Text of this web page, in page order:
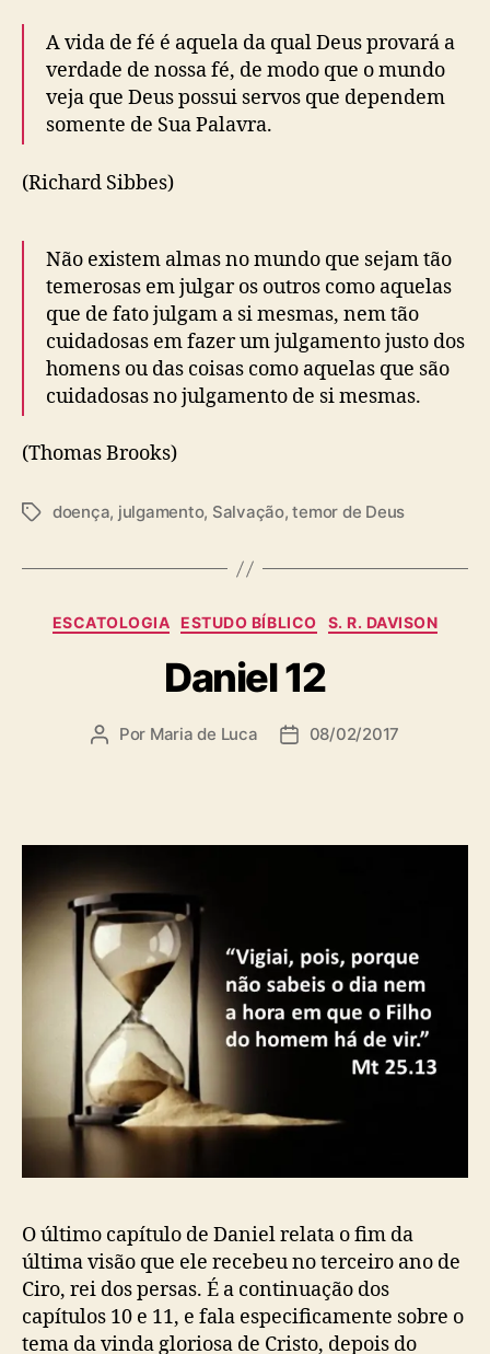
A vida de fé é aquela da qual Deus provará a
verdade de nossa fé, de modo que o mundo
veja que Deus possui servos que dependem
somente de Sua Palavra.
(Richard Sibbes)
Não existem almas no mundo que sejam tão
temerosas em julgar os outros como aquelas
que de fato julgam a si mesmas, nem tão
cuidadosas em fazer um julgamento justo dos
homens ou das coisas como aquelas que são
cuidadosas no julgamento de si mesmas.
(Thomas Brooks)
T
doença, julgamento, Salvação,temor de Deus
C
t
e
o
ESCATOLOGIA ESTUDO BÍBLICO S. R. DAVISON
Daniel 12
A
o
p
o
s
t
Por Maria de Luca
D
i
c
a
ç
08/02/2017
O último capítulo de Daniel relata o fim da
última visão que ele recebeu no terceiro ano de
Ciro, rei dos persas. É a continuação dos
capítulos 10 e 11, e fala especificamente sobre o
tema da vinda gloriosa de Cristo, depois do